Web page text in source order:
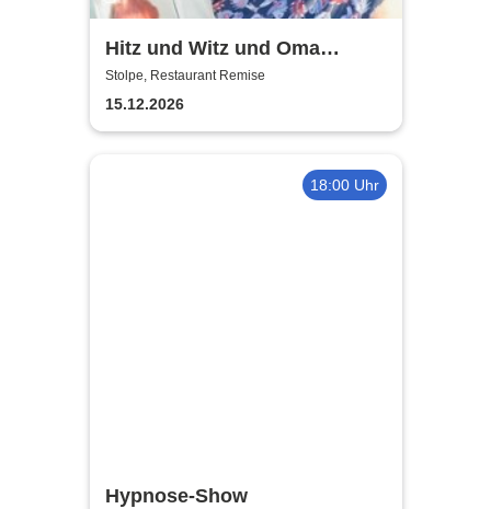
Hitz und Witz und Oma
Gertrud | Restaurant Remise
Stolpe, Restaurant Remise
15.12.2026
18:00 Uhr
Hypnose-Show